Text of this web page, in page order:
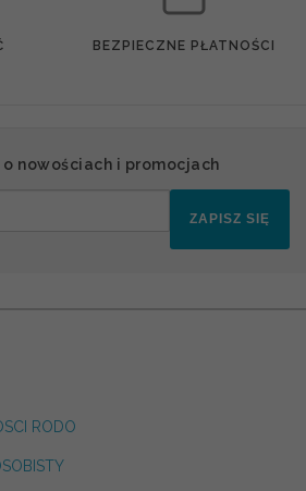
BEZPIECZNE PŁATNOŚCI
nowościach i promocjach
ZAPISZ SIĘ
RODO